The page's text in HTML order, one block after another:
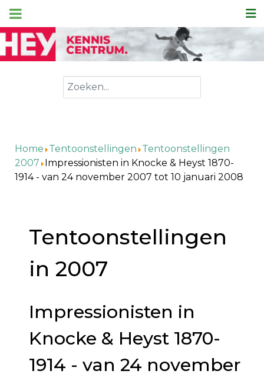
Zoeken
Home Tentoonstellingen Tentoonstellingen
2007 Impressionisten in Knocke & Heyst 1870-
1914 - van 24 november 2007 tot 10 januari 2008
Tentoonstellingen
in 2007
Impressionisten in
Knocke & Heyst 1870-
1914 - van 24 november